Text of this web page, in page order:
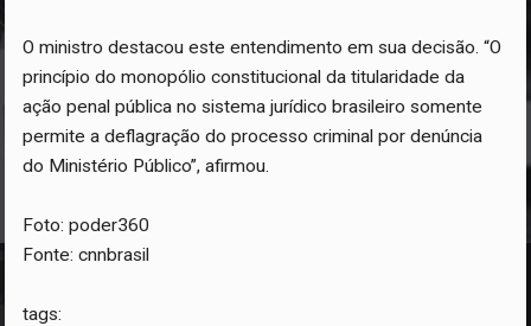
O ministro destacou este entendimento em sua decisão. “O
princípio do monopólio constitucional da titularidade da
ação penal pública no sistema jurídico brasileiro somente
permite a deflagração do processo criminal por denúncia
do Ministério Público”, afirmou.
Foto: poder360
Fonte: cnnbrasil
tags: